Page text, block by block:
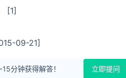
[1]
09-21]
分钟获得解答！ 立即提问